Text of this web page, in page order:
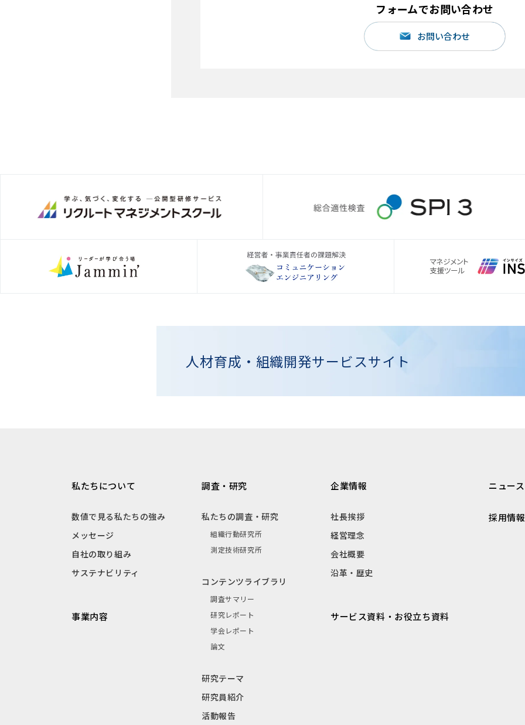
フォームでお問い合わせ
お問い合わせ
人材育成・組織開発サービスサイト
私たちについて
数値で見る私たちの強み
メッセージ
自社の取り組み
サステナビリティ
事業内容
調査・研究
私たちの調査・研究
組織行動研究所
測定技術研究所
コンテンツライブラリ
調査サマリー
研究レポート
学会レポート
論文
研究テーマ
研究員紹介
活動報告
企業情報
社長挨拶
経営理念
会社概要
沿革・歴史
サービス資料・お役立ち資料
ニュース
採用情報